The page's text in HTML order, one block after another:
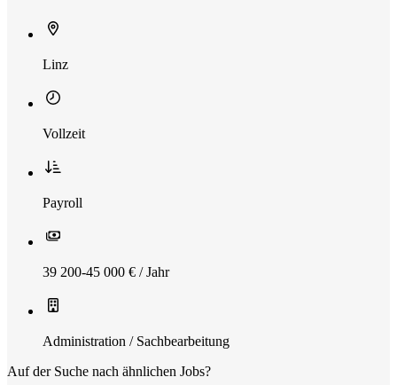
Linz
Vollzeit
Payroll
39 200-45 000 € / Jahr
Administration / Sachbearbeitung
Auf der Suche nach ähnlichen Jobs?